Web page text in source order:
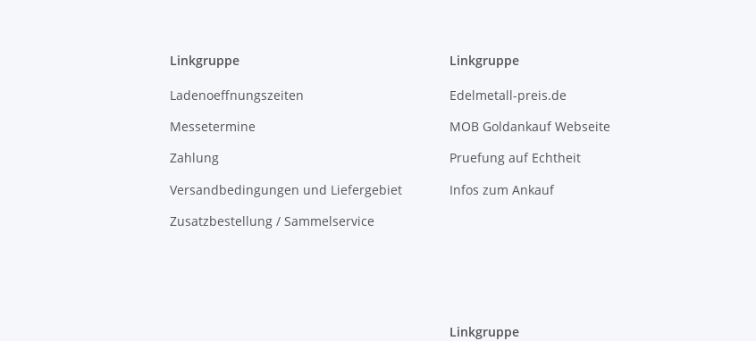
Linkgruppe
Ladenoeffnungszeiten
Messetermine
Zahlung
Versandbedingungen und Liefergebiet
Zusatzbestellung / Sammelservice
Linkgruppe
Edelmetall-preis.de
MOB Goldankauf Webseite
Pruefung auf Echtheit
Infos zum Ankauf
Linkgruppe